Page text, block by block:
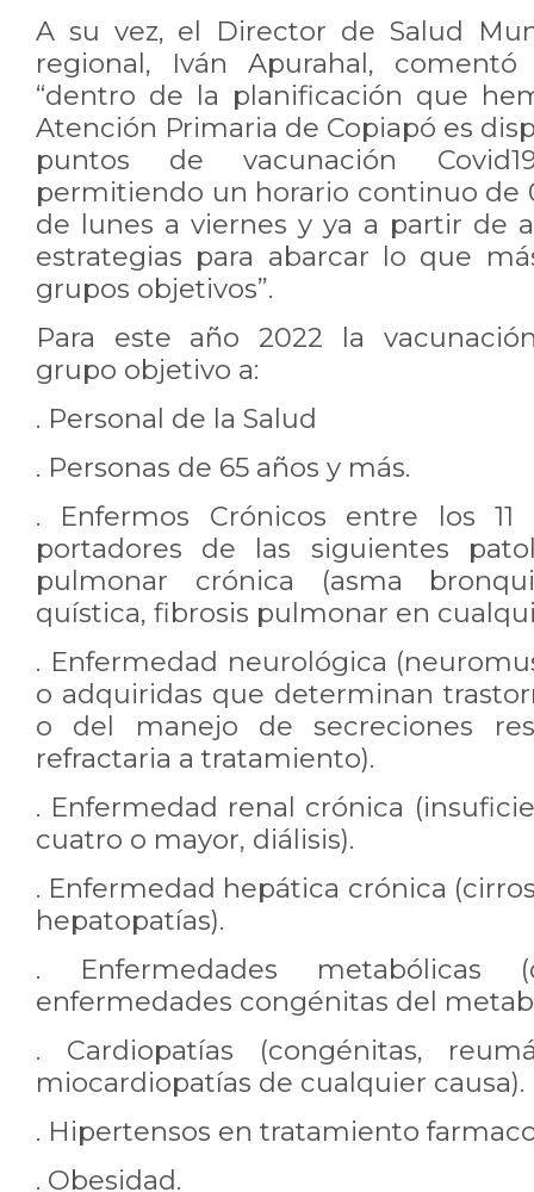
A su vez, el Director de Salud
regional, Iván Apurahal,
“dentro de la planificación que
Atención Primaria de Copiapó es
puntos de vacunación
permitiendo un horario continuo de
de lunes a viernes y ya a partir de
estrategias para abarcar lo que
grupos objetivos”.
Para este año 2022 la
grupo objetivo a:
. Personal de la Salud
. Personas de 65 años y más.
. Enfermos Crónicos entre los
portadores de las siguientes
pulmonar crónica (asma
quística, fibrosis pulmonar en
. Enfermedad neurológica
o adquiridas que determinan
o del manejo de secreciones
refractaria a tratamiento).
. Enfermedad renal crónica
cuatro o mayor, diálisis).
. Enfermedad hepática crónica
hepatopatías).
. Enfermedades metabólicas
enfermedades congénitas del
. Cardiopatías (congénitas,
miocardiopatías de cualquier causa).
. Hipertensos en tratamiento
. Obesidad.